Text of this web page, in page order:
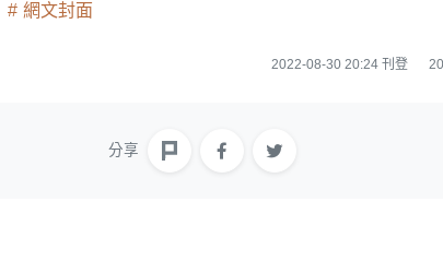
網文封面
2022-08-30 20:24 刊登
分享